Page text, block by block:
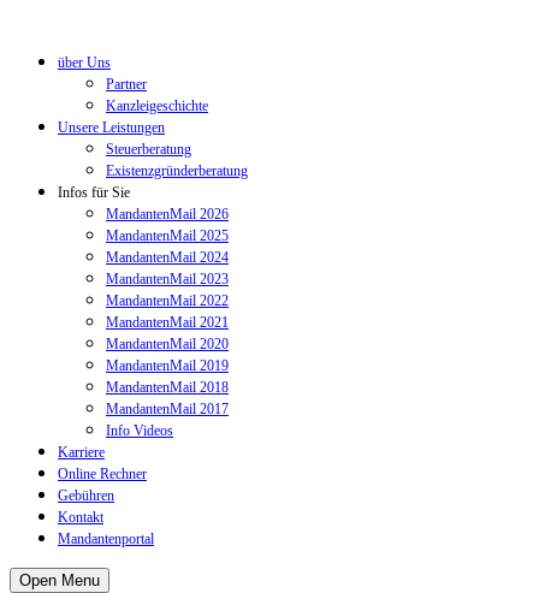
über Uns
Partner
Kanzleigeschichte
Unsere Leistungen
Steuerberatung
Existenzgründerberatung
Infos für Sie
MandantenMail 2026
MandantenMail 2025
MandantenMail 2024
MandantenMail 2023
MandantenMail 2022
MandantenMail 2021
MandantenMail 2020
MandantenMail 2019
MandantenMail 2018
MandantenMail 2017
Info Videos
Karriere
Online Rechner
Gebühren
Kontakt
Mandantenportal
Open Menu